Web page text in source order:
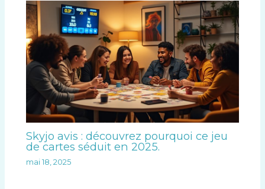
Skyjo avis : découvrez pourquoi ce jeu
de cartes séduit en 2025.
mai 18, 2025